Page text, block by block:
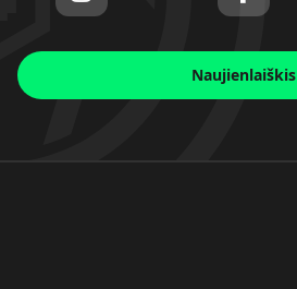
Naujienlaiškis